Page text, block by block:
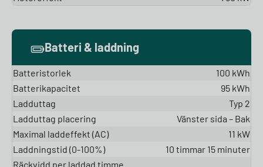
Batteri & laddning
Batteristorlek
100 kWh
Batterikapacitet
95 kWh
Ladduttag
Typ 2
Ladduttag placering
Vänster sida – Bak
Maximal laddeffekt (AC)
11 kW
Laddningstid (0-100%)
10 timmar 15 minuter
Räckvidd per laddad timme